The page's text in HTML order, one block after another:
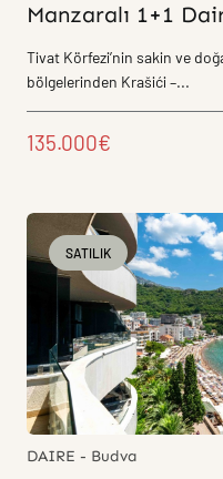
Manzaralı 1+1
Tivat Körfezi’nin sakin ve
bölgelerinden Krašići –...
135.000€
SATILIK
DAIRE - Budva